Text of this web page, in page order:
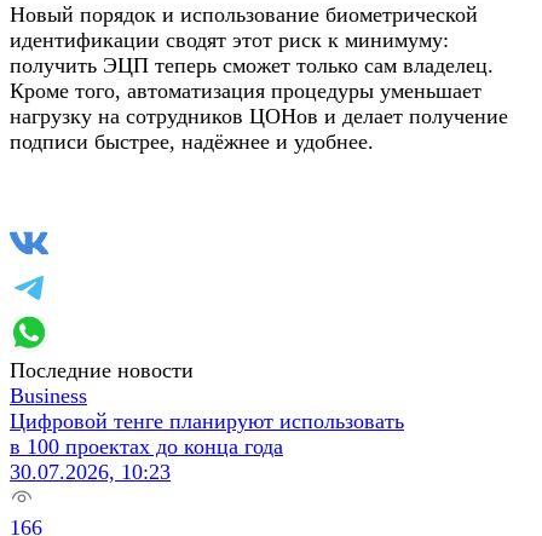
Новый порядок и использование биометрической
идентификации сводят этот риск к минимуму:
получить ЭЦП теперь сможет только сам владелец.
Кроме того, автоматизация процедуры уменьшает
нагрузку на сотрудников ЦОНов и делает получение
подписи быстрее, надёжнее и удобнее.
Последние новости
Business
Цифровой тенге планируют использовать
в 100 проектах до конца года
30.07.2026, 10:23
166